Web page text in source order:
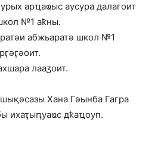
арҵаҩыс аусура далагоит
№1 аҟны.
абжьаратә школ №1
лааӡоит.
Хана Гәынба Гагра
ихаҭыԥуаҩс дҟаҵоуп.